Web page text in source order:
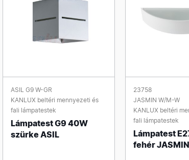
ASIL G9 W-GR
KANLUX beltéri mennyezeti és
fali lámpatestek
Lámpatest G9 40W
szürke ASIL
23758
JASMIN W/M-W
KANLUX beltéri
fali lámpatestek
Lámpatest
fehér JASMIN